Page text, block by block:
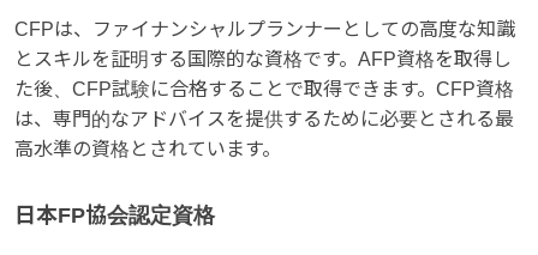
CFPは、ファイナンシャルプランナーとしての高度な知識
とスキルを証明する国際的な資格です。AFP資格を取得し
た後、CFP試験に合格することで取得できます。CFP資格
は、専門的なアドバイスを提供するために必要とされる最
高水準の資格とされています。
日本FP協会認定資格